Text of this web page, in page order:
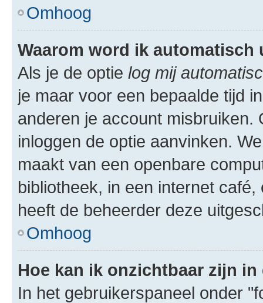
Omhoog
Waarom word ik automatisch
Als je de optie log mij
je maar voor een bepaalde tijd
anderen je account misbruiken.
inloggen de optie aanvinken.
maakt van een openbare
bibliotheek, in een internet
heeft de beheerder deze
Omhoog
Hoe kan ik onzichtbaar zijn
In het gebruikerspaneel onder